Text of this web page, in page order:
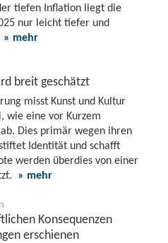
tiefen Inflation liegt die
nur leicht tiefer und
» mehr
breit geschätzt
misst Kunst und Kultur
wie eine vor Kurzem
Dies primär wegen ihren
Identität und schafft
werden überdies von einer
» mehr
Konsequenzen
erschienen